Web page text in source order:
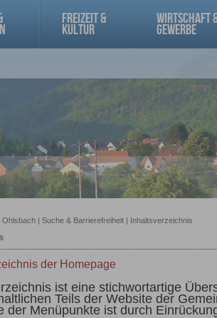
FREIZEIT &
KULTUR
WIRTSCHAFT
GEWERBE
Ohlsbach | Suche & Barrierefreiheit | Inhaltsverzeichnis
der Homepage
ist eine stichwortartige
Teils der Website der
der Menüpunkte ist durch